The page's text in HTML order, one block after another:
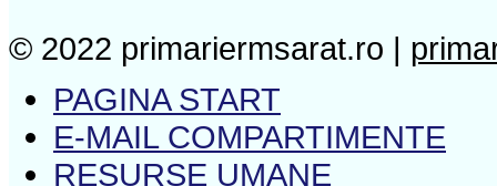
© 2022 primariermsarat.ro |
PAGINA START
E-MAIL COMPARTIMENTE
RESURSE UMANE